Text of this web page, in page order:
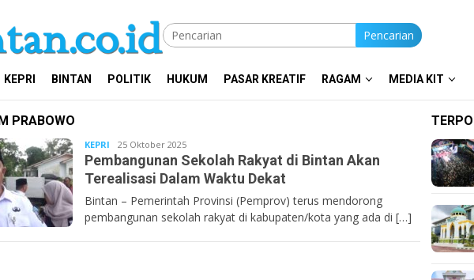
Pencarian
KEPRI BINTAN POLITIK HUKUM PASAR KREATIF RAGAM MEDIA KIT
PRABOWO
KEPRI Bentan.co.id
25 Oktober 2025
Pembangunan Sekolah Rakyat di Bintan Akan
Terealisasi Dalam Waktu Dekat
Bintan – Pemerintah Provinsi (Pemprov) terus mendorong
pembangunan sekolah rakyat di kabupaten/kota yang ada di […]